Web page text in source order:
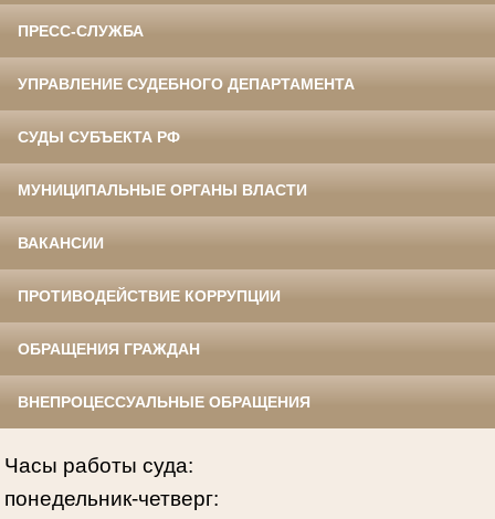
ПРЕСС-СЛУЖБА
УПРАВЛЕНИЕ СУДЕБНОГО ДЕПАРТАМЕНТА
СУДЫ СУБЪЕКТА РФ
МУНИЦИПАЛЬНЫЕ ОРГАНЫ ВЛАСТИ
ВАКАНСИИ
ПРОТИВОДЕЙСТВИЕ КОРРУПЦИИ
ОБРАЩЕНИЯ ГРАЖДАН
ВНЕПРОЦЕССУАЛЬНЫЕ ОБРАЩЕНИЯ
Часы работы суда:
понедельник-четверг: